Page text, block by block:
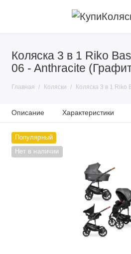
Коляска 3 в 1 Riko
06 - Anthracite
Главная Коляски Коляска 3 в 1 Riko
Описание Характеристики
Популярный
Нет в наличии